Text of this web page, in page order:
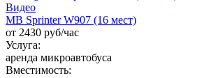
Видео
MB Sprinter W907 (16 мест)
от 2430 руб/час
Услуга:
аренда микроавтобуса
Вместимость: